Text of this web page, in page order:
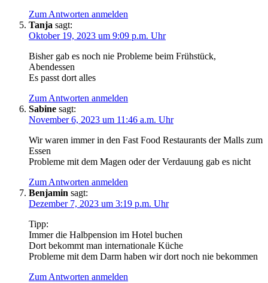
Zum Antworten anmelden
Tanja sagt:
Oktober 19, 2023 um 9:09 p.m. Uhr
Bisher gab es noch nie Probleme beim Frühstück,
Abendessen
Es passt dort alles
Zum Antworten anmelden
Sabine sagt:
November 6, 2023 um 11:46 a.m. Uhr
Wir waren immer in den Fast Food Restaurants der Malls zum
Essen
Probleme mit dem Magen oder der Verdauung gab es nicht
Zum Antworten anmelden
Benjamin sagt:
Dezember 7, 2023 um 3:19 p.m. Uhr
Tipp:
Immer die Halbpension im Hotel buchen
Dort bekommt man internationale Küche
Probleme mit dem Darm haben wir dort noch nie bekommen
Zum Antworten anmelden